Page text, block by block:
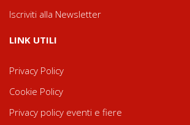
Iscriviti alla Newsletter
LINK UTILI
Privacy Policy
Cookie Policy
Privacy policy eventi e fiere